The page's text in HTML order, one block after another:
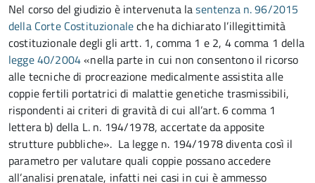
Nel corso del giudizio è intervenuta lasentenza n. 96/2015
della Corte Costituzionaleche ha dichiarato l’illegittimità
costituzionale degli gli artt. 1, comma 1 e 2, 4 comma 1 della
legge 40/2004«nella parte in cui non consentono il ricorso
alle tecniche di procreazione medicalmente assistita alle
coppie fertili portatrici di malattie genetiche trasmissibili,
rispondenti ai criteri di gravità di cui all’art. 6 comma 1
lettera b) della L. n. 194/1978, accertate da apposite
strutture pubbliche». La legge n. 194/1978 diventa così il
parametro per valutare quali coppie possano accedere
all’analisi prenatale, infatti nei casi in cui è ammesso